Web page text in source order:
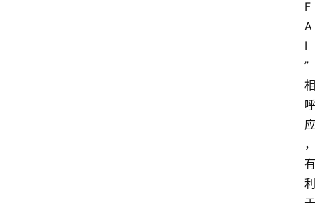
F
A
I
”
相
呼
应
，
有
利